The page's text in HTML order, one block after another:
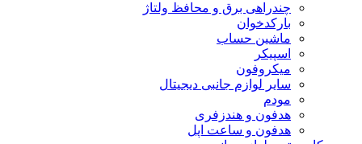
چندراهی برق و محافظ ولتاژ
بارکدخوان
ماشین حساب
اسپیکر
میکروفون
سایر لوازم جانبی دیجیتال
مودم
هدفون و هندزفری
هدفون و ساعت اپل